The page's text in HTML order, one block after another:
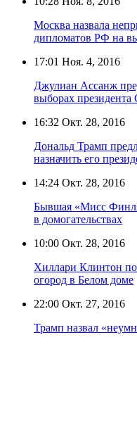
Москва назвала
дипломатов РФ на
17:01 Ноя. 4, 2016
Джулиан Ассанж
выборах
16:32 Окт. 28, 2016
Дональд Трамп
назначить его
14:24 Окт. 28, 2016
Бывшая «Мисс
в домогательствах
10:00 Окт. 28, 2016
Хиллари Клинтон
огород в Белом доме
22:00 Окт. 27, 2016
Трамп назвал